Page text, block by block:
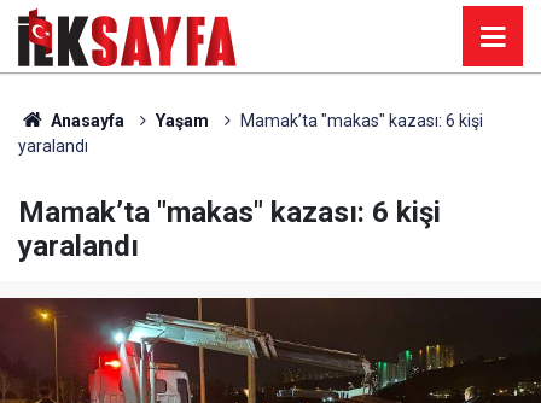
Anasayfa Yaşam
Mamak’ta "makas" kazası: 6 kişi
yaralandı
Mamak’ta "makas" kazası: 6 kişi
yaralandı